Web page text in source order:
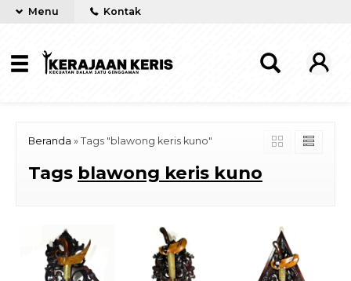
Menu Kontak
Beranda » Tags "blawong keris kuno"
Tags blawong keris kuno